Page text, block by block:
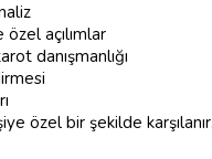
açılımlar
danışmanlığı
özel bir şekilde